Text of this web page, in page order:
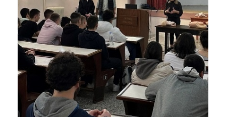
2017
2016
2015
2013
2012
2011
2010
2006